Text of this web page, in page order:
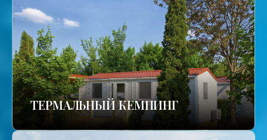
ТЕРМАЛЬНЫЙ КЕМПИНГ